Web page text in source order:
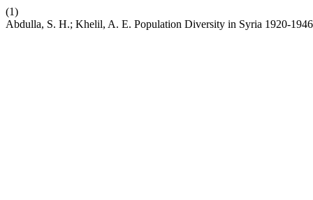
(1)
Abdulla, S. H.; Khelil, A. E. Population Diversity in Syria 1920-